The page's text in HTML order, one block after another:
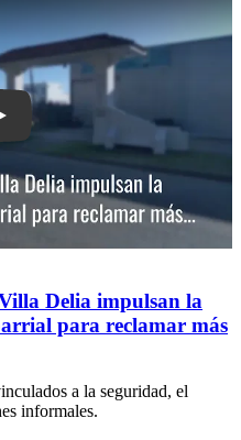
Comerciantes y vecinos de
Delia impulsan la
para reclamar más
a la seguridad, el
informales.